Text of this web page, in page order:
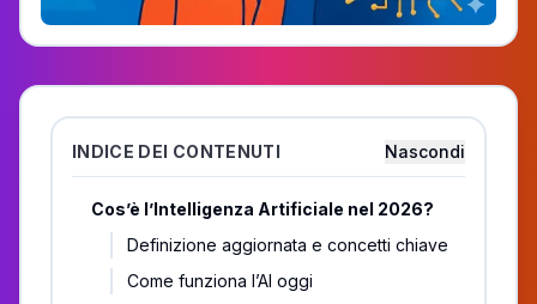
INDICE DEI CONTENUTI Nascondi
Cos’è l’Intelligenza Artificiale nel 2026?
Definizione aggiornata e concetti chiave
Come funziona l’AI oggi